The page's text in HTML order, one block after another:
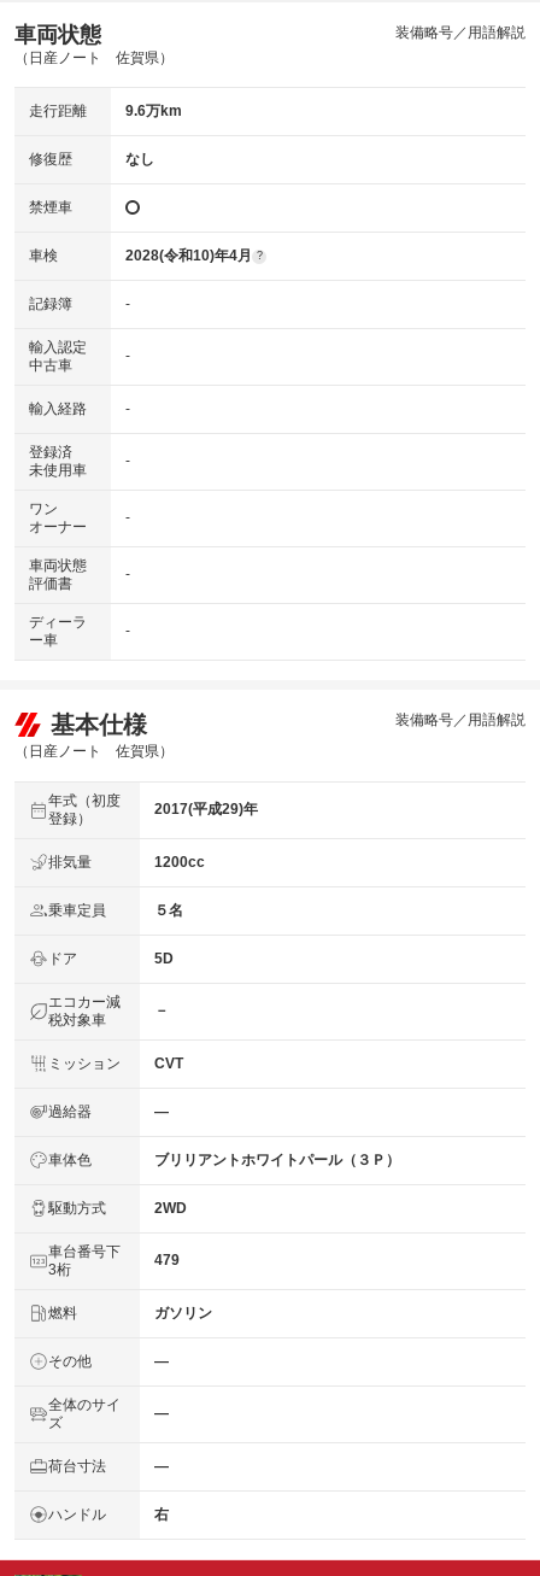
車両状態
（日産ノート 佐賀県）
装備略号／用語解説
走行距離 9.6万km
修復歴 なし
禁煙車
車検 2028(令和10)年4月 ?
記録簿 -
輸入認定
中古車
-
輸入経路 -
登録済
未使用車
-
ワン
オーナー
-
車両状態
評価書
-
ディーラ
ー車
-
基本仕様
（日産ノート 佐賀県）
装備略号／用語解説
年式（初度
登録）
2017(平成29)年
排気量 1200cc
乗車定員 ５名
ドア 5D
エコカー減
税対象車
－
ミッション CVT
過給器 ―
車体色 ブリリアントホワイトパール（３Ｐ）
駆動方式 2WD
車台番号下
3桁
479
燃料 ガソリン
その他 ―
全体のサイ
ズ
―
荷台寸法 ―
ハンドル 右